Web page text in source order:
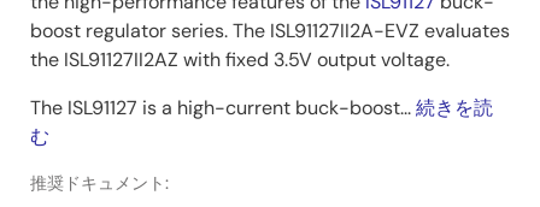
boost regulator series. The ISL91127II2A-EVZ evaluates
the ISL91127II2AZ with fixed 3.5V output voltage.
The ISL91127 is a high-current buck-boost...続きを読
む
推奨ドキュメント: